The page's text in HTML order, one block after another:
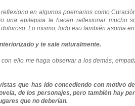
en algunos poemarios como
una epilepsia te hacen reflexionar mucho
Lo mismo, todo eso también asoma en
y te sale naturalmente.
ello me haga observar a los demás,
que has ido concediendo con motivo
de los personajes, pero también hay
que no deberían.